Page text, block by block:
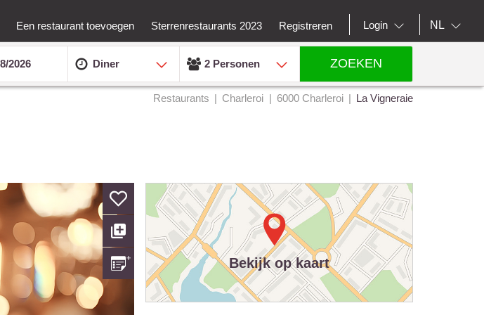
Een restaurant toevoegen Sterrenrestaurants 2023 Registreren Login NL
Diner 2 Personen ZOEKEN
Restaurants Charleroi 6000 Charleroi La Vigneraie
Bekijk op kaart